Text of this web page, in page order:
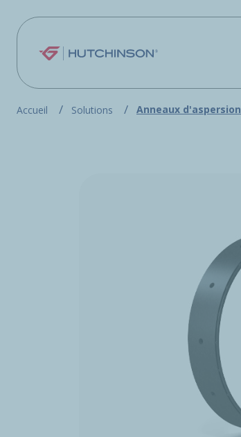
Aller au contenu principal
Accueil Solutions Anneaux d'aspersion